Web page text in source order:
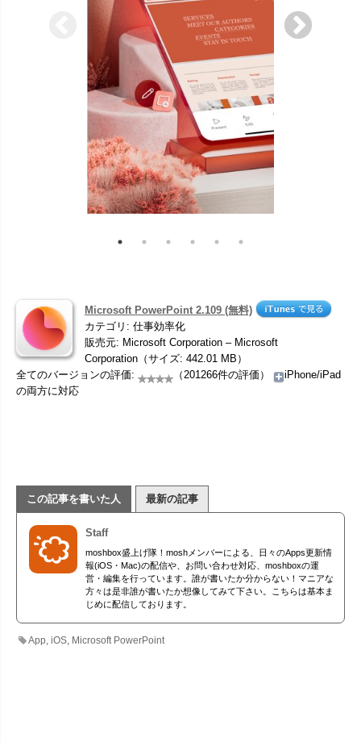
Microsoft PowerPoint 2.109 (無料)
カテゴリ: 仕事効率化
販売元: Microsoft Corporation – Microsoft
Corporation（サイズ: 442.01 MB）
全てのバージョンの評価:
（201266件の評価）
iPhone/iPad
の両方に対応
この記事を書いた人 最新の記事
Staff
moshbox盛上げ隊！moshメンバーによる、日々のApps更新情
報(iOS・Mac)の配信や、お問い合わせ対応、moshboxの運
営・編集を行っています。誰が書いたか分からない！マニアな
方々は是非誰が書いたか想像してみて下さい。こちらは基本ま
じめに配信しております。
App ,iOS Microsoft PowerPoint